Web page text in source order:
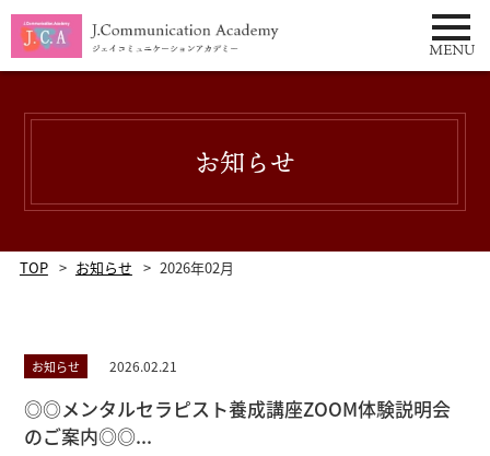
MENU
tel:0333732378
お知らせ
TOP お知らせ 2026年02月
お知らせ 2026.02.21
◎◎メンタルセラピスト養成講座ZOOM体験説明会
のご案内◎◎...